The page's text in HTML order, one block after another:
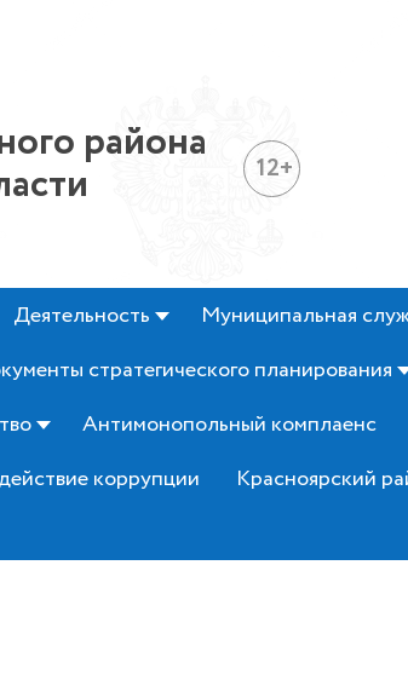
района 12+
Деятельность Муниципальная
стратегического планирования
Антимонопольный комплаенс
коррупции Красноярский